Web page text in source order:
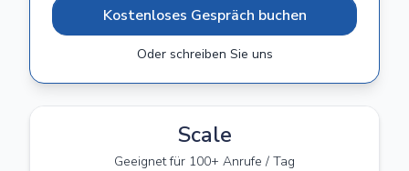
Kostenloses Gespräch buchen
Oder schreiben Sie uns
Scale
Geeignet für 100+ Anrufe / Tag